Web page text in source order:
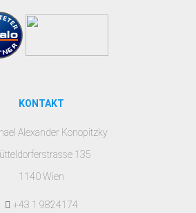
KONTAKT
Alexander Konopitzky
135
1140 Wien
+43 1 9824174